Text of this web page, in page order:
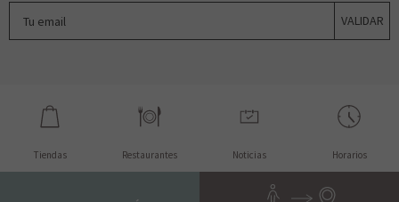
VALIDAR
Tiendas Restaurantes Noticias Horarios